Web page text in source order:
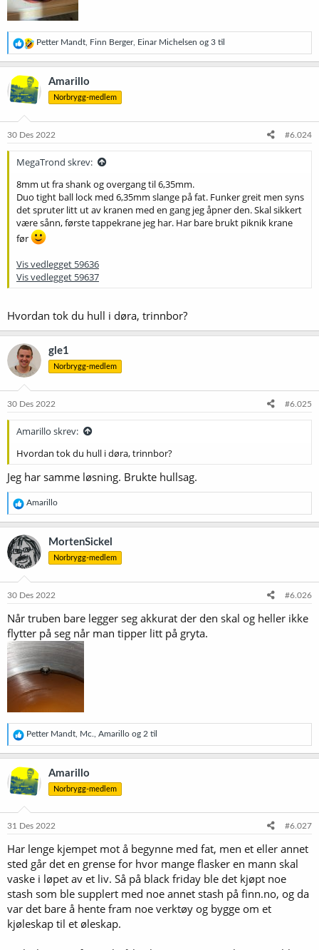
R
e
a
s
j
n
e
Petter Mandt Finn Berger, Einar Michelsen og 3 til
Amarillo
Norbrygg-medlem
30 Des 2022 #6.024
MegaTrond skrev:
8mm ut fra shank og overgang til 6,35mm.
Duo tight ball lock med 6,35mm slange på fat. Funker greit men syns
det spruter litt ut av kranen med en gang jeg åpner den. Skal sikkert
være sånn, første tappekrane jeg har. Har bare brukt piknik krane
før
Vis vedlegget 59636
Vis vedlegget 59637
Hvordan tok du hull i døra, trinnbor?
gle1
Norbrygg-medlem
30 Des 2022 #6.025
Amarillo skrev:
Hvordan tok du hull i døra, trinnbor?
Jeg har samme løsning. Brukte hullsag.
R
e
a
k
s
j
o
e
Amarillo
MortenSickel
Norbrygg-medlem
30 Des 2022 #6.026
Når truben bare legger seg akkurat der den skal og heller ikke
flytter på seg når man tipper litt på gryta.
R
e
a
k
s
j
e
Petter Mandt Mc. Amarillo og 2 til
Amarillo
Norbrygg-medlem
31 Des 2022 #6.027
Har lenge kjempet mot å begynne med fat, men et eller annet
sted går det en grense for hvor mange flasker en mann skal
vaske i løpet av et liv. Så på black friday ble det kjøpt noe
stash som ble supplert med noe annet stash på finn.no, og da
var det bare å hente fram noe verktøy og bygge om et
kjøleskap til et øleskap.